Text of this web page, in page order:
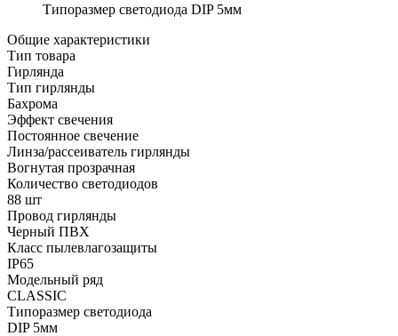
Типоразмер светодиода DIP 5мм
Общие характеристики
Тип товара
Гирлянда
Тип гирлянды
Бахрома
Эффект свечения
Постоянное свечение
Линза/рассеиватель гирлянды
Вогнутая прозрачная
Количество светодиодов
88 шт
Провод гирлянды
Черный ПВХ
Класс пылевлагозащиты
IP65
Модельный ряд
CLASSIC
Типоразмер светодиода
DIP 5мм